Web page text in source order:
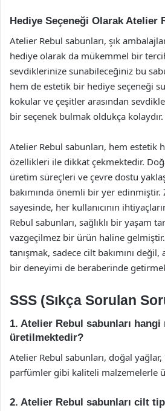
Hediye Seçeneği Olarak Atelier
Atelier Rebul sabunları, şık
hediye olarak da mükemmel bir
sevdiklerinize sunabileceğiniz bu
hem de estetik bir hediye seçeneği
kokular ve çeşitler arasından
bir seçenek bulmak oldukça kolaydır.
Atelier Rebul sabunları, hem estetik
özellikleri ile dikkat çekmektedir.
üretim süreçleri ve çevre dostu
bakımında önemli bir yer
sayesinde, her kullanıcının
Rebul sabunları, sağlıklı bir yaşam
vazgeçilmez bir ürün haline
tanışmak, sadece cilt bakımını
bir deneyimi de beraberinde
SSS (Sıkça Sorulan
1. Atelier Rebul sabunları hangi
üretilmektedir?
Atelier Rebul sabunları, doğal
parfümler gibi kaliteli malzemelerle
2. Atelier Rebul sabunları cilt